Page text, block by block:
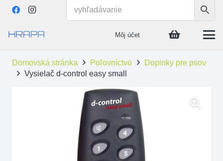
Môj účet
Domovská stránka Poľovníctvo
Doplnky pre psov
Vysielač d-control easy small